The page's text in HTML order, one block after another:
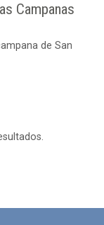
Campanas
de San